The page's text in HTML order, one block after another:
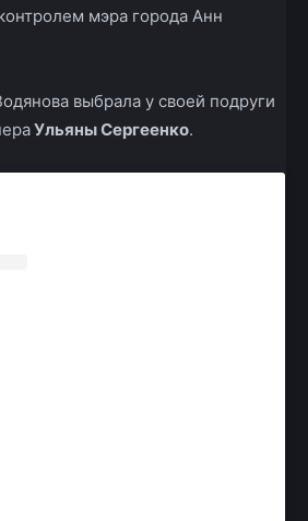
мэра города Анн
выбрала у своей подруги
Ульяны Сергеенко.